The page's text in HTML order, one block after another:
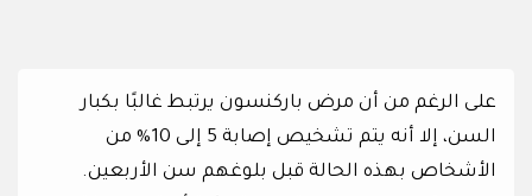
على الرغم من أن مرض باركنسون يرتبط غالبًا بكبار
السن، إلا أنه يتم تشخيص إصابة 5 إلى 10% من
الأشخاص بهذه الحالة قبل بلوغهم سن الأربعين.